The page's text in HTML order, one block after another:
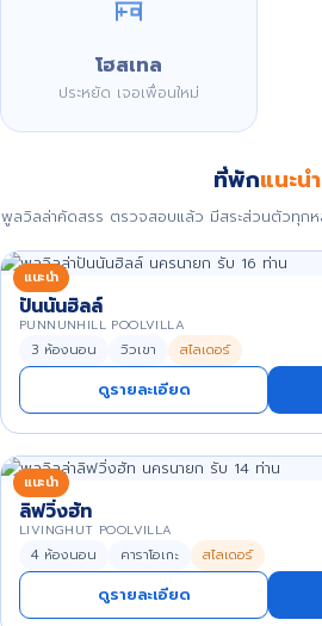
โฮสเทล
ประหยัด เจอเพื่อนใหม่
ที่พักแนะนำ
พูลวิลล่าคัดสรร ตรวจสอบแล้ว มีสระส่วนตัวทุก
แนะนำ
ปันนันฮิลล์
PUNNUNHILL POOLVILLA
3 ห้องนอน วิวเขา สไลเดอร์
ดูรายละเอียด
แนะนำ
ลิฟวิ่งฮัท
LIVINGHUT POOLVILLA
4 ห้องนอน คาราโอเกะ สไลเดอร์
ดูรายละเอียด